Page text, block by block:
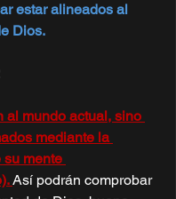
estar alineados al
Dios.
al mundo actual, sino
mediante la
su mente
Así podrán comprobar